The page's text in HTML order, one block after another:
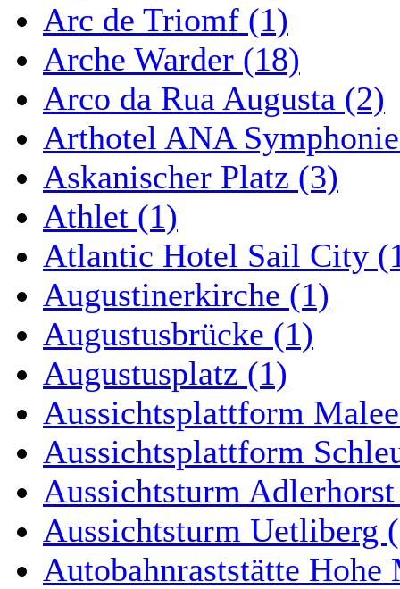
Arc de Triomf (1)
Arche Warder (18)
Arco da Rua Augusta (2)
Arthotel ANA
Askanischer Platz (3)
Athlet (1)
Atlantic Hotel Sail City
Augustinerkirche (1)
Augustusbrücke (1)
Augustusplatz (1)
Aussichtsplattform
Aussichtsplattform
Aussichtsturm
Aussichtsturm Uetliberg
Autobahnraststätte Hohe